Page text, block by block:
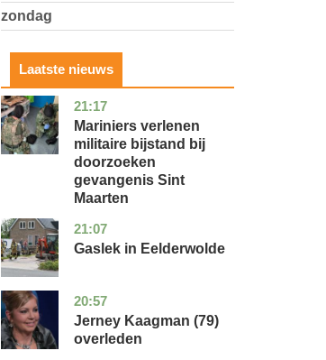
zondag
Laatste nieuws
21:17
buitenland
Mariniers verlenen
militaire bijstand bij
doorzoeken
gevangenis Sint
Maarten
21:07
drenthe
nieuws
Gaslek in Eelderwolde
20:57
noord-
glossy
Jerney Kaagman (79)
overleden